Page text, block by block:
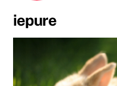
iepure